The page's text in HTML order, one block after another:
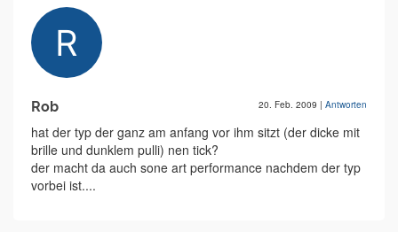
Rob 20. Feb. 2009 | Antworten
hat der typ der ganz am anfang vor ihm sitzt (der dicke mit
brille und dunklem pulli) nen tick?
der macht da auch sone art performance nachdem der typ
vorbei ist....